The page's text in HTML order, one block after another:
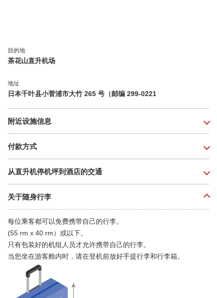
目的地
茶花山直升机场
地址
日本千叶县小菅浦市大竹 265 号（邮编 299-0221
附近设施信息
付款方式
从直升机停机坪到酒店的交通
关于随身行李
每位乘客都可以免费携带自己的行李。
(55 rm x 40 rm）或以下。
只有包装好的机组人员才允许携带自己的行李。
当您坐在游客舱内时，请在登机前放好手提行李和行李箱。